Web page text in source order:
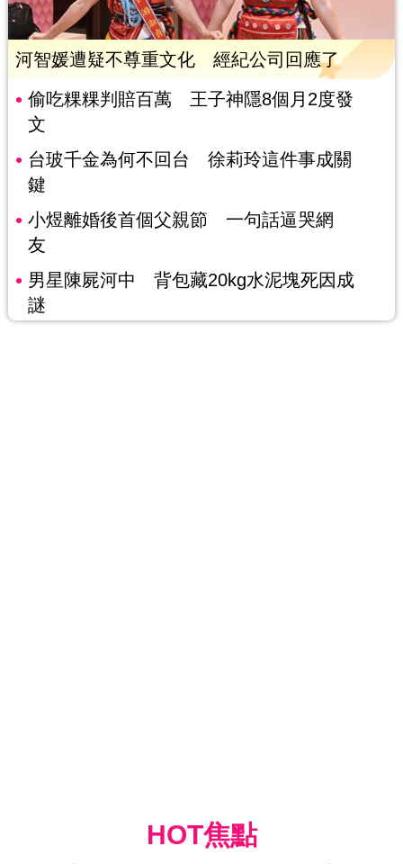
河智媛遭疑不尊重文化 經紀公司回應了
偷吃粿粿判賠百萬 王子神隱8個月2度發
文
台玻千金為何不回台 徐莉玲這件事成關
鍵
小煜離婚後首個父親節 一句話逼哭網
友
男星陳屍河中 背包藏20kg水泥塊死因成
謎
HOT焦點